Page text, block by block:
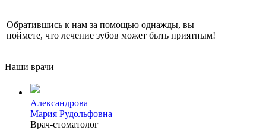
Обратившись к нам за помощью однажды, вы
поймете, что лечение зубов может быть приятным!
Наши врачи
Александрова
Мария Рудольфовна
Врач-стоматолог